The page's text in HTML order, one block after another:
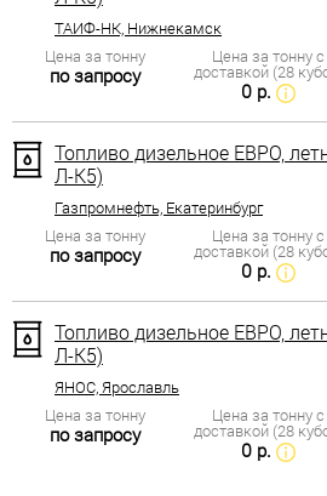
ТАИФ-НК, Нижнекамск
Цена за тонну
по запросу
Цена за тонну с
доставкой (28
0 р.
Топливо дизельное ЕВРО,
Л-К5)
Газпромнефть, Екатеринбург
Цена за тонну
по запросу
Цена за тонну с
доставкой (28
0 р.
Топливо дизельное ЕВРО,
Л-К5)
ЯНОС, Ярославль
Цена за тонну
по запросу
Цена за тонну с
доставкой (28
0 р.